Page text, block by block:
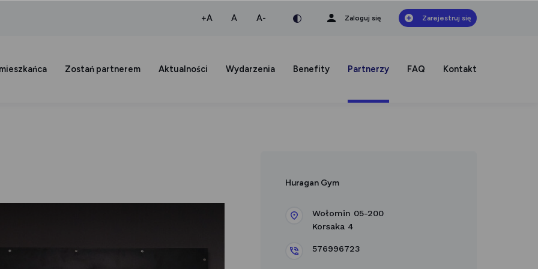
+Awiększa czcionka
Anormalna czcionka
A-mniejsza czcionka Zaloguj się Zarejestruj się
Zostań partnerem Aktualności Wydarzenia Benefity Partnerzy FAQ Kontakt
Huragan Gym
Wołomin 05-200
Korsaka 4
576996723